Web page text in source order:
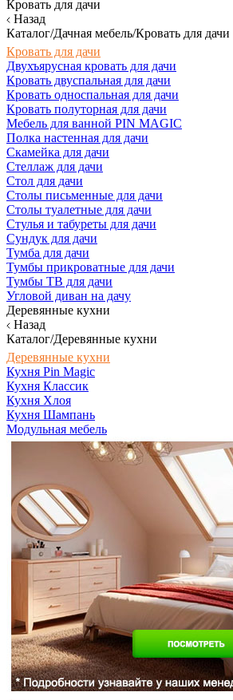
Кровать для дачи
Назад
Каталог/Дачная мебель/Кровать для дачи
Кровать для дачи
Двухъярусная кровать для дачи
Кровать двуспальная для дачи
Кровать односпальная для дачи
Кровать полуторная для дачи
Мебель для ванной PIN MAGIC
Полка настенная для дачи
Скамейка для дачи
Стеллаж для дачи
Стол для дачи
Столы письменные для дачи
Столы туалетные для дачи
Стулья и табуреты для дачи
Сундук для дачи
Тумба для дачи
Тумбы прикроватные для дачи
Тумбы ТВ для дачи
Угловой диван на дачу
Деревянные кухни
Назад
Каталог/Деревянные кухни
Деревянные кухни
Кухня Pin Magic
Кухня Классик
Кухня Хлоя
Кухня Шампань
Модульная мебель